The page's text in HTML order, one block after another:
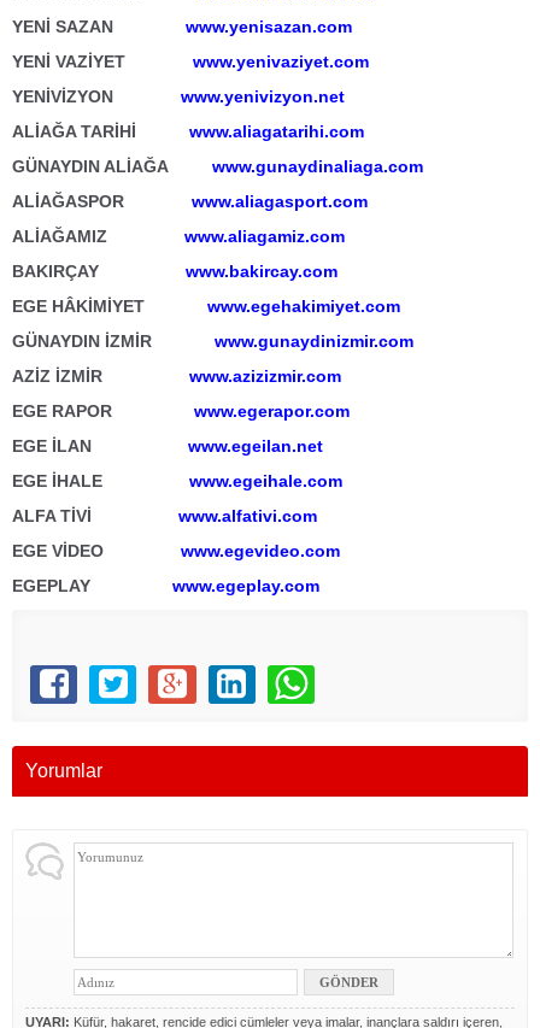
YENİ SAZAN www.yenisazan.com
YENİ VAZİYET www.yenivaziyet.com
YENİVİZYON www.yenivizyon.net
ALİAĞA TARİHİ www.aliagatarihi.com
GÜNAYDIN ALİAĞA
www.gunaydinaliaga.com
ALİAĞASPOR www.aliagasport.com
ALİAĞAMIZ www.aliagamiz.com
BAKIRÇAY www.bakircay.com
EGE HÂKİMİYET www.egehakimiyet.com
GÜNAYDIN İZMİR www.gunaydinizmir.com
AZİZ İZMİR www.azizizmir.com
EGE RAPOR www.egerapor.com
EGE İLAN www.egeilan.net
EGE İHALE www.egeihale.com
ALFA TİVİ www.alfativi.com
EGE VİDEO www.egevideo.com
EGEPLAY www.egeplay.com
Yorumlar
UYARI: Küfür, hakaret, rencide edici cümleler veya imalar, inançlara saldırı içeren,